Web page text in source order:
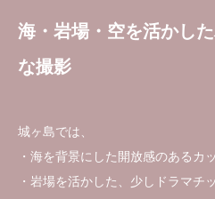
海・岩場・空を活かし
な撮影
城ヶ島では、
・海を背景にした開放感のあるカ
・岩場を活かした、少しドラマチ